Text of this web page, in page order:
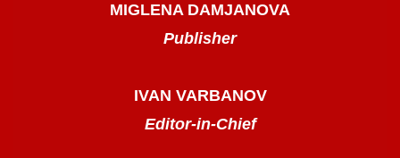
MIGLENA DAMJANOVA
Publisher
IVAN VARBANOV
Editor-in-Chief